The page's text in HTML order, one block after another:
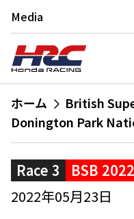
Media
ホーム British
Donington Park
Race 3 BSB 2022
2022年05月23日